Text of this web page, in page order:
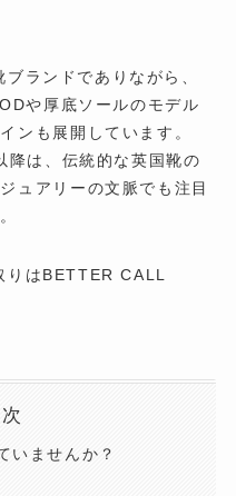
ランドでありながら、
や厚底ソールのモデル
ンも展開しています。
降は、伝統的な英国靴の
ュアリーの文脈でも注目
りはBETTER CALL
いませんか？